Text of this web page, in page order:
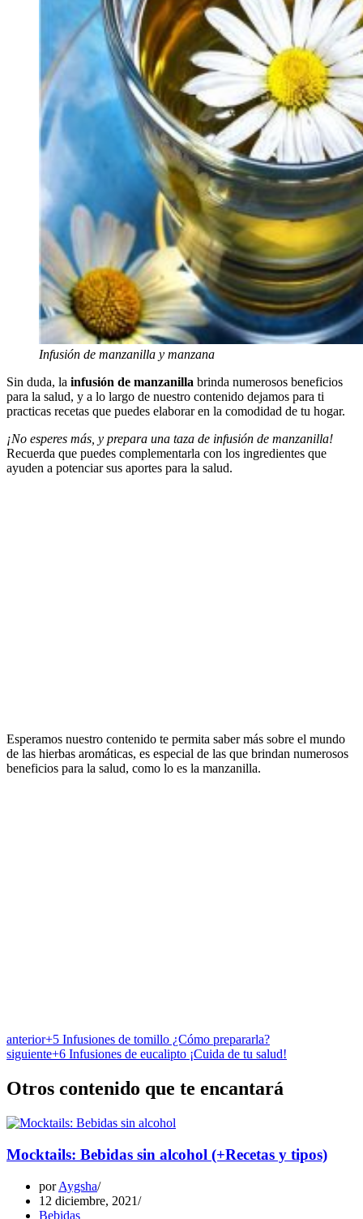
Infusión de manzanilla y manzana
Sin duda, la infusión de manzanilla brinda numerosos beneficios
para la salud, y a lo largo de nuestro contenido dejamos para ti
practicas recetas que puedes elaborar en la comodidad de tu hogar.
¡No esperes más, y prepara una taza de infusión de manzanilla!
Recuerda que puedes complementarla con los ingredientes que
ayuden a potenciar sus aportes para la salud.
Esperamos nuestro contenido te permita saber más sobre el mundo
de las hierbas aromáticas, es especial de las que brindan numerosos
beneficios para la salud, como lo es la manzanilla.
anterior+5 Infusiones de tomillo ¿Cómo prepararla?
siguiente+6 Infusiones de eucalipto ¡Cuida de tu salud!
Otros contenido que te encantará
Mocktails: Bebidas sin alcohol (+Recetas y tipos)
porAygsha
12 diciembre, 2021
Bebidas